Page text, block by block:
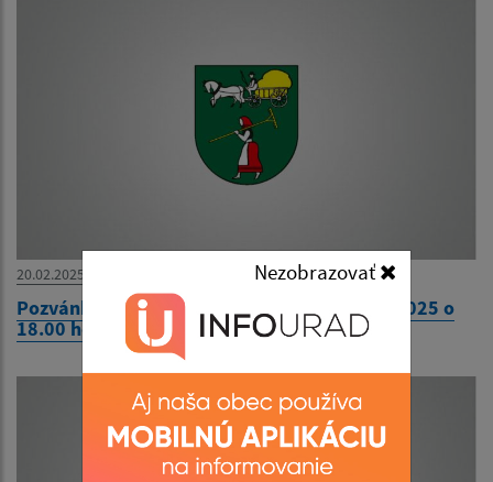
Nezobrazovať
20.02.2025
Pozvánka na 13. zasadnutie OcZ dňa 25.02.2025 o
18.00 hod.